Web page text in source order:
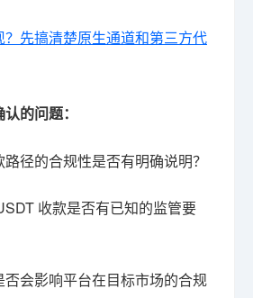
先搞清楚原生通道和第三方代
的问题：
径的合规性是否有明确说明？
收款是否有已知的监管要
否会影响平台在目标市场的合规